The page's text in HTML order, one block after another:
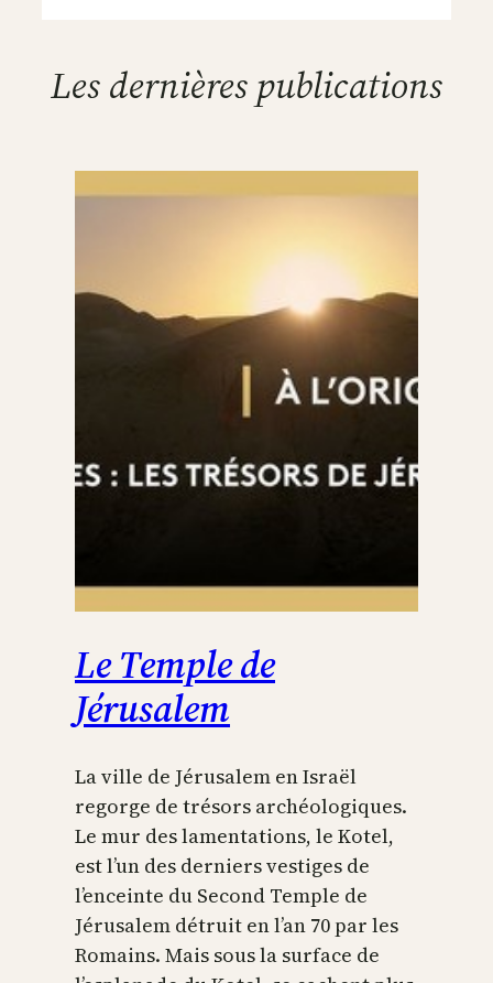
Les dernières publications
Le Temple de
Jérusalem
La ville de Jérusalem en Israël
regorge de trésors archéologiques.
Le mur des lamentations, le Kotel,
est l’un des derniers vestiges de
l’enceinte du Second Temple de
Jérusalem détruit en l’an 70 par les
Romains. Mais sous la surface de